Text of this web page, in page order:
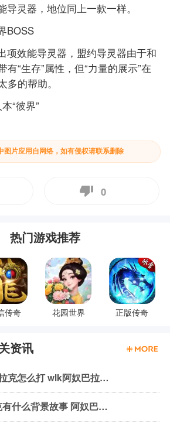
导灵器，地位同上一款一样。
BOSS
项效能导灵器，盟约导灵器由于和
有“生存”属性，但“力量的展示”在
的帮助。
“彼界”
图片应用自网络，如有侵权请联系删除
0
热门游戏推荐
传奇 花园世界 正版传奇
资讯
魔兽世界wlk阿奴巴拉克怎么打 wlk阿奴巴拉克机制与打法
魔兽世界阿奴巴拉克有什么背景故事 阿奴巴拉克背景故事介绍